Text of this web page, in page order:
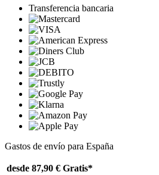
Transferencia bancaria
Gastos de envío para España
desde 87,90 € Gratis*